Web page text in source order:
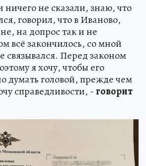
не сказали, знаю, что
говорил, что в Иваново,
на допрос так и не
всё закончилось, со мной
связывался. Перед законом
я хочу, чтобы его
думать головой, прежде чем
справедливости, -говорит